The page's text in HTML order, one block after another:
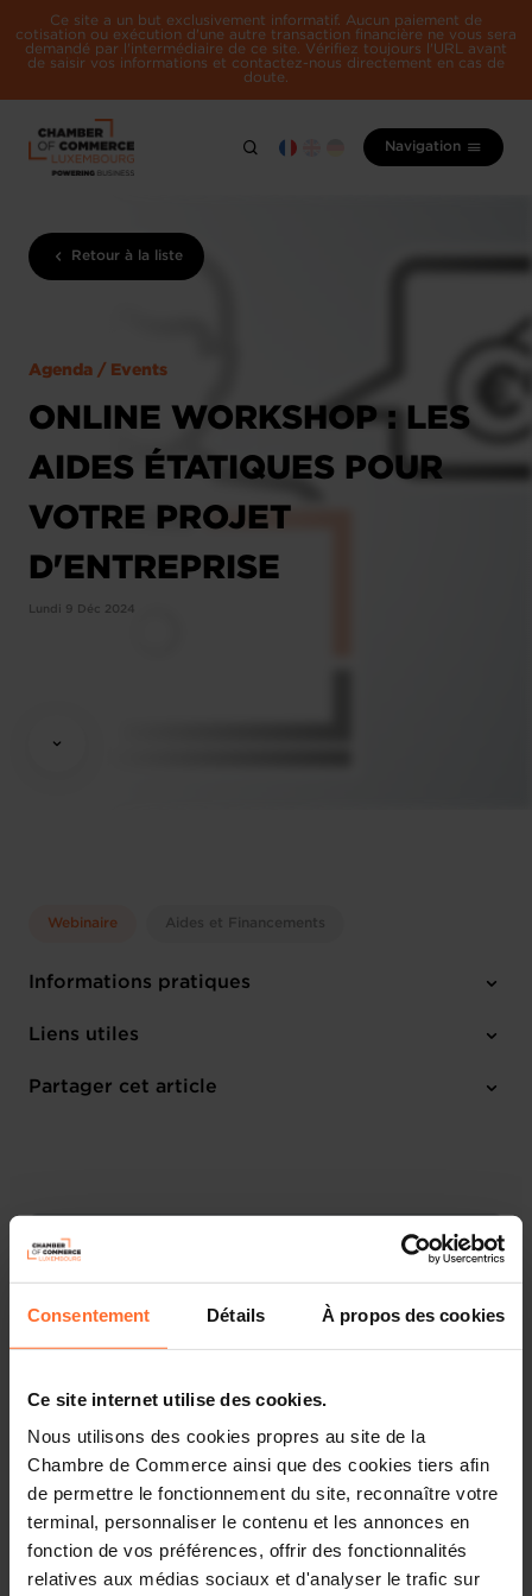
Consentement Détails À propos des cookies
Ce site internet utilise des cookies.
Nous utilisons des cookies propres au site de la
Chambre de Commerce ainsi que des cookies tiers afin
de permettre le fonctionnement du site, reconnaître votre
terminal, personnaliser le contenu et les annonces en
fonction de vos préférences, offrir des fonctionnalités
relatives aux médias sociaux et d'analyser le trafic sur
Ce site a un but exclusivement informatif. Aucun paiement de
cotisation ou exécution d'une autre transaction financière ne vous sera
demandé par l'intermédiaire de ce site. Vérifiez toujours l'URL avant
de saisir vos informations et contactez-nous directement en cas de
doute.
Navigation
Retour à la liste
Agenda / Events
ONLINE WORKSHOP : LES
AIDES ÉTATIQUES POUR
VOTRE PROJET
D'ENTREPRISE
Lundi 9 Déc 2024
Webinaire Aides et Financements
Informations pratiques
Lundi 9 Déc 2024
Online Workshop
Liens utiles
M'inscrire
Partager cet article
Découvrez les aides étatiques pour vos projets
d’entreprise !